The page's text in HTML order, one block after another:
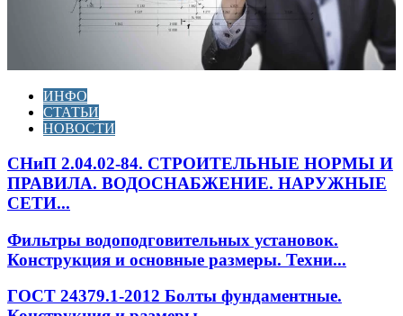
ИНФО
СТАТЬИ
НОВОСТИ
СНиП 2.04.02-84. СТРОИТЕЛЬНЫЕ НОРМЫ И
ПРАВИЛА. ВОДОСНАБЖЕНИЕ. НАРУЖНЫЕ
СЕТИ...
Фильтры водоподговительных установок.
Конструкция и основные размеры. Техни...
ГОСТ 24379.1-2012 Болты фундаментные.